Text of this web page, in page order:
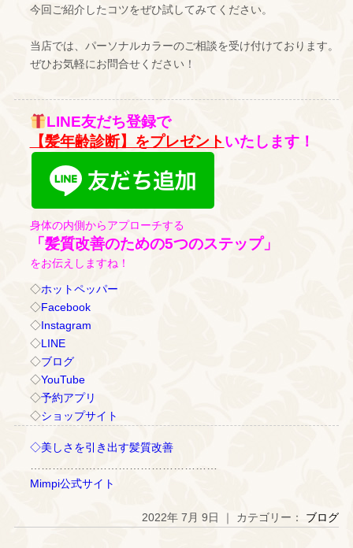
今回ご紹介したコツをぜひ試してみてください。
当店では、パーソナルカラーのご相談を受け付けております。
ぜひお気軽にお問合せください！
LINE友だち登録で
【髪年齢診断】をプレゼントいたします！
身体の内側からアプローチする
「髪質改善のための5つのステップ」
をお伝えしますね！
◇ホットペッパー
◇Facebook
◇Instagram
◇LINE
◇ブログ
◇YouTube
◇予約アプリ
◇ショップサイト
◇美しさを引き出す髪質改善
……………………………………………
Mimpi公式サイト
2022年 7月 9日 ｜ カテゴリー： ブログ